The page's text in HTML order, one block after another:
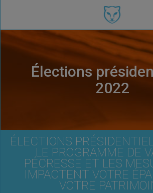
Élections
2022
ÉLECTIONS
LE PROGRAMME DE
PÉCRESSE ET LES
IMPACTENT VOTRE
VOTRE